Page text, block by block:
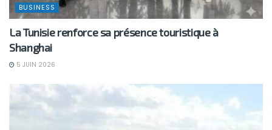
BUSINESS
La Tunisie renforce sa présence touristique à
Shanghai
5 JUIN 2026